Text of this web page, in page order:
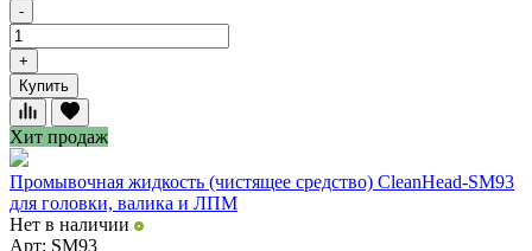
-
+
Купить
Хит продаж
Промывочная жидкость (чистящее средство) CleanHead-SM93
для головки, валика и ЛПМ
Нет в наличии
Арт: SM93